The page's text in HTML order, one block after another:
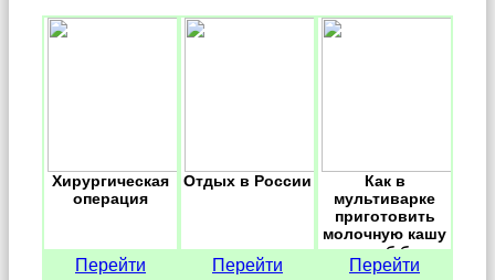
Хирургическая
операция
Перейти
Отдых в России
Перейти
Как в
мультиварке
приготовить
молочную кашу
и хлеб без
дрожжей
Перейти